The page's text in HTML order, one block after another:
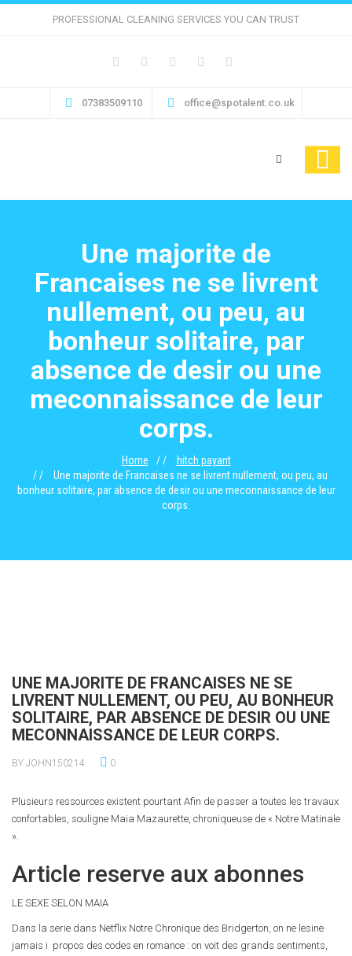
PROFESSIONAL CLEANING SERVICES YOU CAN TRUST
07383509110 office@spotalent.co.uk
Une majorite de
Francaises ne se livrent
nullement, ou peu, au
bonheur solitaire, par
absence de desir ou une
meconnaissance de leur
corps.
Home
hitch payant
Une majorite de Francaises ne se livrent nullement, ou peu, au
bonheur solitaire, par absence de desir ou une meconnaissance de leur
corps.
UNE MAJORITE DE FRANCAISES NE SE
LIVRENT NULLEMENT, OU PEU, AU BONHEUR
SOLITAIRE, PAR ABSENCE DE DESIR OU UNE
MECONNAISSANCE DE LEUR CORPS.
BY JOHN150214 0
Plusieurs ressources existent pourtant Afin de passer a toutes les travaux
confortables, souligne Maia Mazaurette, chroniqueuse de « Notre Matinale
».
Article reserve aux abonnes
LE SEXE SELON MAIA
Dans la serie dans Netflix Notre Chronique des Bridgerton, on ne lesine
jamais i propos des codes en romance : on voit des grands sentiments,